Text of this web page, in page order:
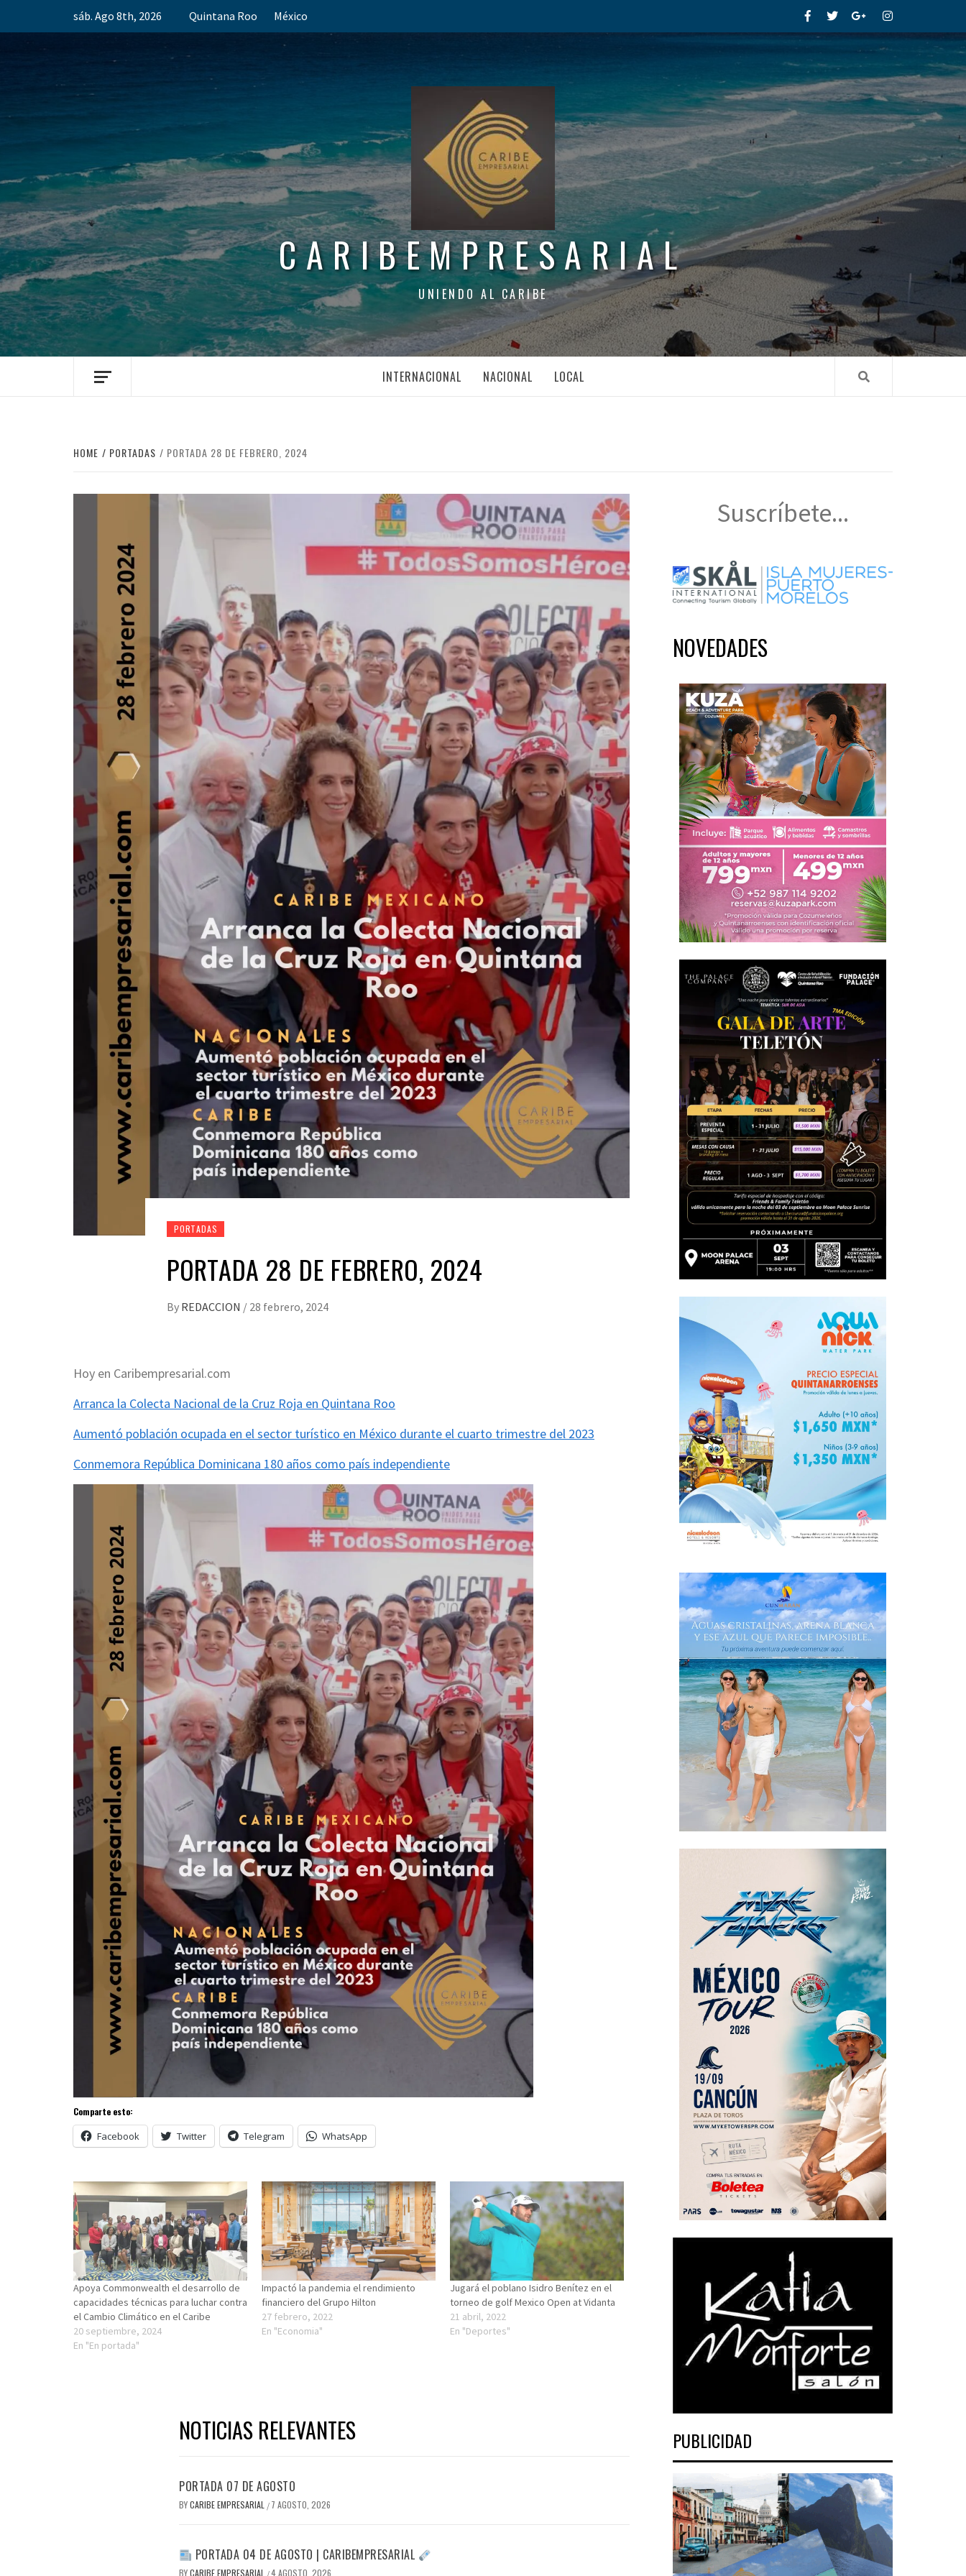
sáb. Ago 8th, 2026 Quintana Roo México FacebookTwitterGoogle+Instagram
CARIBEMPRESARIAL
UNIENDO AL CARIBE
INTERNACIONAL NACIONAL LOCAL
HOME PORTADAS PORTADA 28 DE FEBRERO, 2024
PORTADAS
PORTADA 28 DE FEBRERO, 2024
By REDACCION / 28 febrero, 2024
Hoy en Caribempresarial.com
Arranca la Colecta Nacional de la Cruz Roja en Quintana Roo
Aumentó población ocupada en el sector turístico en México durante el cuarto trimestre del 2023
Conmemora República Dominicana 180 años como país independiente
Comparte esto:
Facebook Twitter Telegram WhatsApp
Apoya Commonwealth el desarrollo de
capacidades técnicas para luchar contra
el Cambio Climático en el Caribe
20 septiembre, 2024
En "En portada"
Impactó la pandemia el rendimiento
financiero del Grupo Hilton
27 febrero, 2022
En "Economia"
Jugará el poblano Isidro Benítez en el
torneo de golf Mexico Open at Vidanta
21 abril, 2022
En "Deportes"
NOTICIAS RELEVANTES
PORTADA 07 DE AGOSTO
BYCARIBE EMPRESARIAL / 7 AGOSTO, 2026
PORTADA 04 DE AGOSTO | CARIBEMPRESARIAL
BYCARIBE EMPRESARIAL /4 AGOSTO, 2026
Suscríbete...
NOVEDADES
PUBLICIDAD